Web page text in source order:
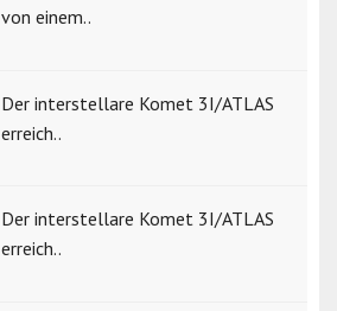
von einem..
Der interstellare Komet 3I/ATLAS
erreich..
Der interstellare Komet 3I/ATLAS
erreich..